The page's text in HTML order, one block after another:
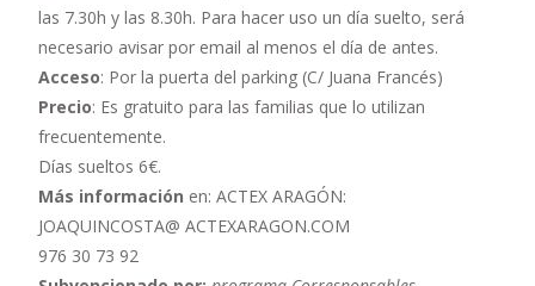
las 7.30h y las 8.30h. Para hacer uso un día suelto, será
necesario avisar por email al menos el día de antes.
Acceso: Por la puerta del parking (C/ Juana Francés)
Precio: Es gratuito para las familias que lo utilizan
frecuentemente.
Días sueltos 6€.
Más información en: ACTEX ARAGÓN:
JOAQUINCOSTA@ ACTEXARAGON.COM
976 30 73 92